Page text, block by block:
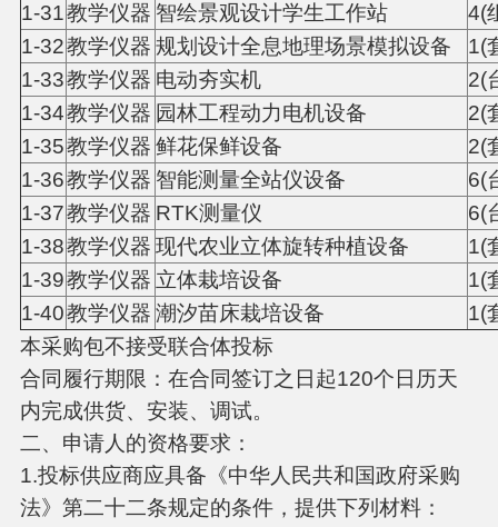
1-31教学仪器 智绘景观设计学生工作站
4(
1-32教学仪器 规划设计全息地理场景模拟设备
1(
1-33教学仪器 电动夯实机
2(
1-34教学仪器 园林工程动力电机设备
2(
1-35教学仪器 鲜花保鲜设备
2(
1-36教学仪器 智能测量全站仪设备
6(
1-37教学仪器 RTK测量仪
6(
1-38教学仪器 现代农业立体旋转种植设备
1(
1-39教学仪器 立体栽培设备
1(
1-40教学仪器 潮汐苗床栽培设备
1(
本采购包不接受联合体投标
合同履行期限：在合同签订之日起120个日历天
内完成供货、安装、调试。
二、申请人的资格要求：
1.投标供应商应具备《中华人民共和国政府采购
法》第二十二条规定的条件，提供下列材料：